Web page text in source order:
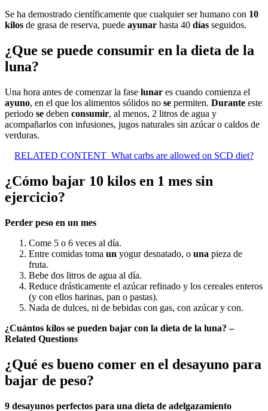
Se ha demostrado científicamente que cualquier ser humano con 10
kilos de grasa de reserva, puede ayunar hasta 40 días seguidos.
¿Que se puede consumir en la dieta de la
luna?
Una hora antes de comenzar la fase lunar es cuando comienza el
ayuno, en el que los alimentos sólidos no se permiten. Durante este
periodo se deben consumir, al menos, 2 litros de agua y
acompañarlos con infusiones, jugos naturales sin azúcar o caldos de
verduras.
RELATED CONTENT What carbs are allowed on SCD diet?
¿Cómo bajar 10 kilos en 1 mes sin
ejercicio?
Perder peso en un mes
Come 5 o 6 veces al día.
Entre comidas toma un yogur desnatado, o una pieza de
fruta.
Bebe dos litros de agua al día.
Reduce drásticamente el azúcar refinado y los cereales enteros
(y con ellos harinas, pan o pastas).
Nada de dulces, ni de bebidas con gas, con azúcar y con.
¿Cuántos kilos se pueden bajar con la dieta de la luna? –
Related Questions
¿Qué es bueno comer en el desayuno para
bajar de peso?
9 desayunos perfectos para una dieta de adelgazamiento